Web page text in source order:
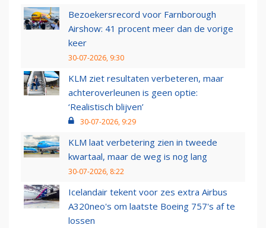
Bezoekersrecord voor Farnborough
Airshow: 41 procent meer dan de vorige
keer
30-07-2026, 9:30
KLM ziet resultaten verbeteren, maar
achteroverleunen is geen optie:
‘Realistisch blijven’
30-07-2026, 9:29
KLM laat verbetering zien in tweede
kwartaal, maar de weg is nog lang
30-07-2026, 8:22
Icelandair tekent voor zes extra Airbus
A320neo's om laatste Boeing 757's af te
lossen